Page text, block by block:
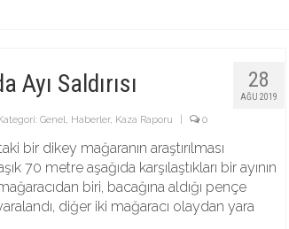
28
AĞU 2019
Ayı Saldırısı
Genel, Haberler, Kaza Raporu 0
bir dikey mağaranın araştırılması
70 metre aşağıda karşılaştıkları bir ayının
biri, bacağına aldığı pençe
diğer iki mağaracı olaydan yara